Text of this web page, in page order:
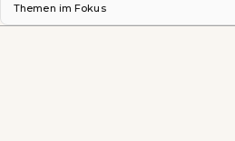
Themen im Fokus